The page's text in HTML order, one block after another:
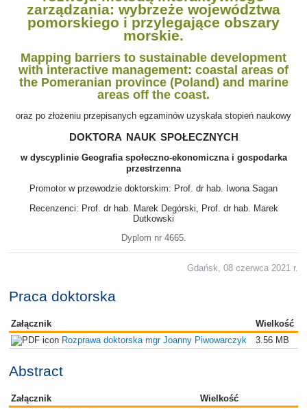
zarządzania: wybrzeże województwa
pomorskiego i przylegające obszary
morskie.
Mapping barriers to sustainable development
with interactive management: coastal areas of
the Pomeranian province (Poland) and marine
areas off the coast.
oraz po złożeniu przepisanych egzaminów uzyskała stopień naukowy
doktora nauk społecznych
w dyscyplinie Geografia społeczno-ekonomiczna i gospodarka
przestrzenna
Promotor w przewodzie doktorskim: Prof. dr hab. Iwona Sagan
Recenzenci: Prof. dr hab. Marek Degórski, Prof. dr hab. Marek
Dutkowski
Dyplom nr 4665.
Gdańsk, 08 czerwca 2021 r.
Praca doktorska
Załącznik
Wielkość
Rozprawa doktorska mgr Joanny Piwowarczyk
3.56 MB
Abstract
Załącznik
Wielkość